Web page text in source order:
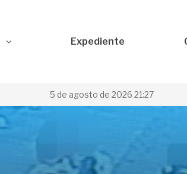
Expediente
5 de agosto de 2026 21:27